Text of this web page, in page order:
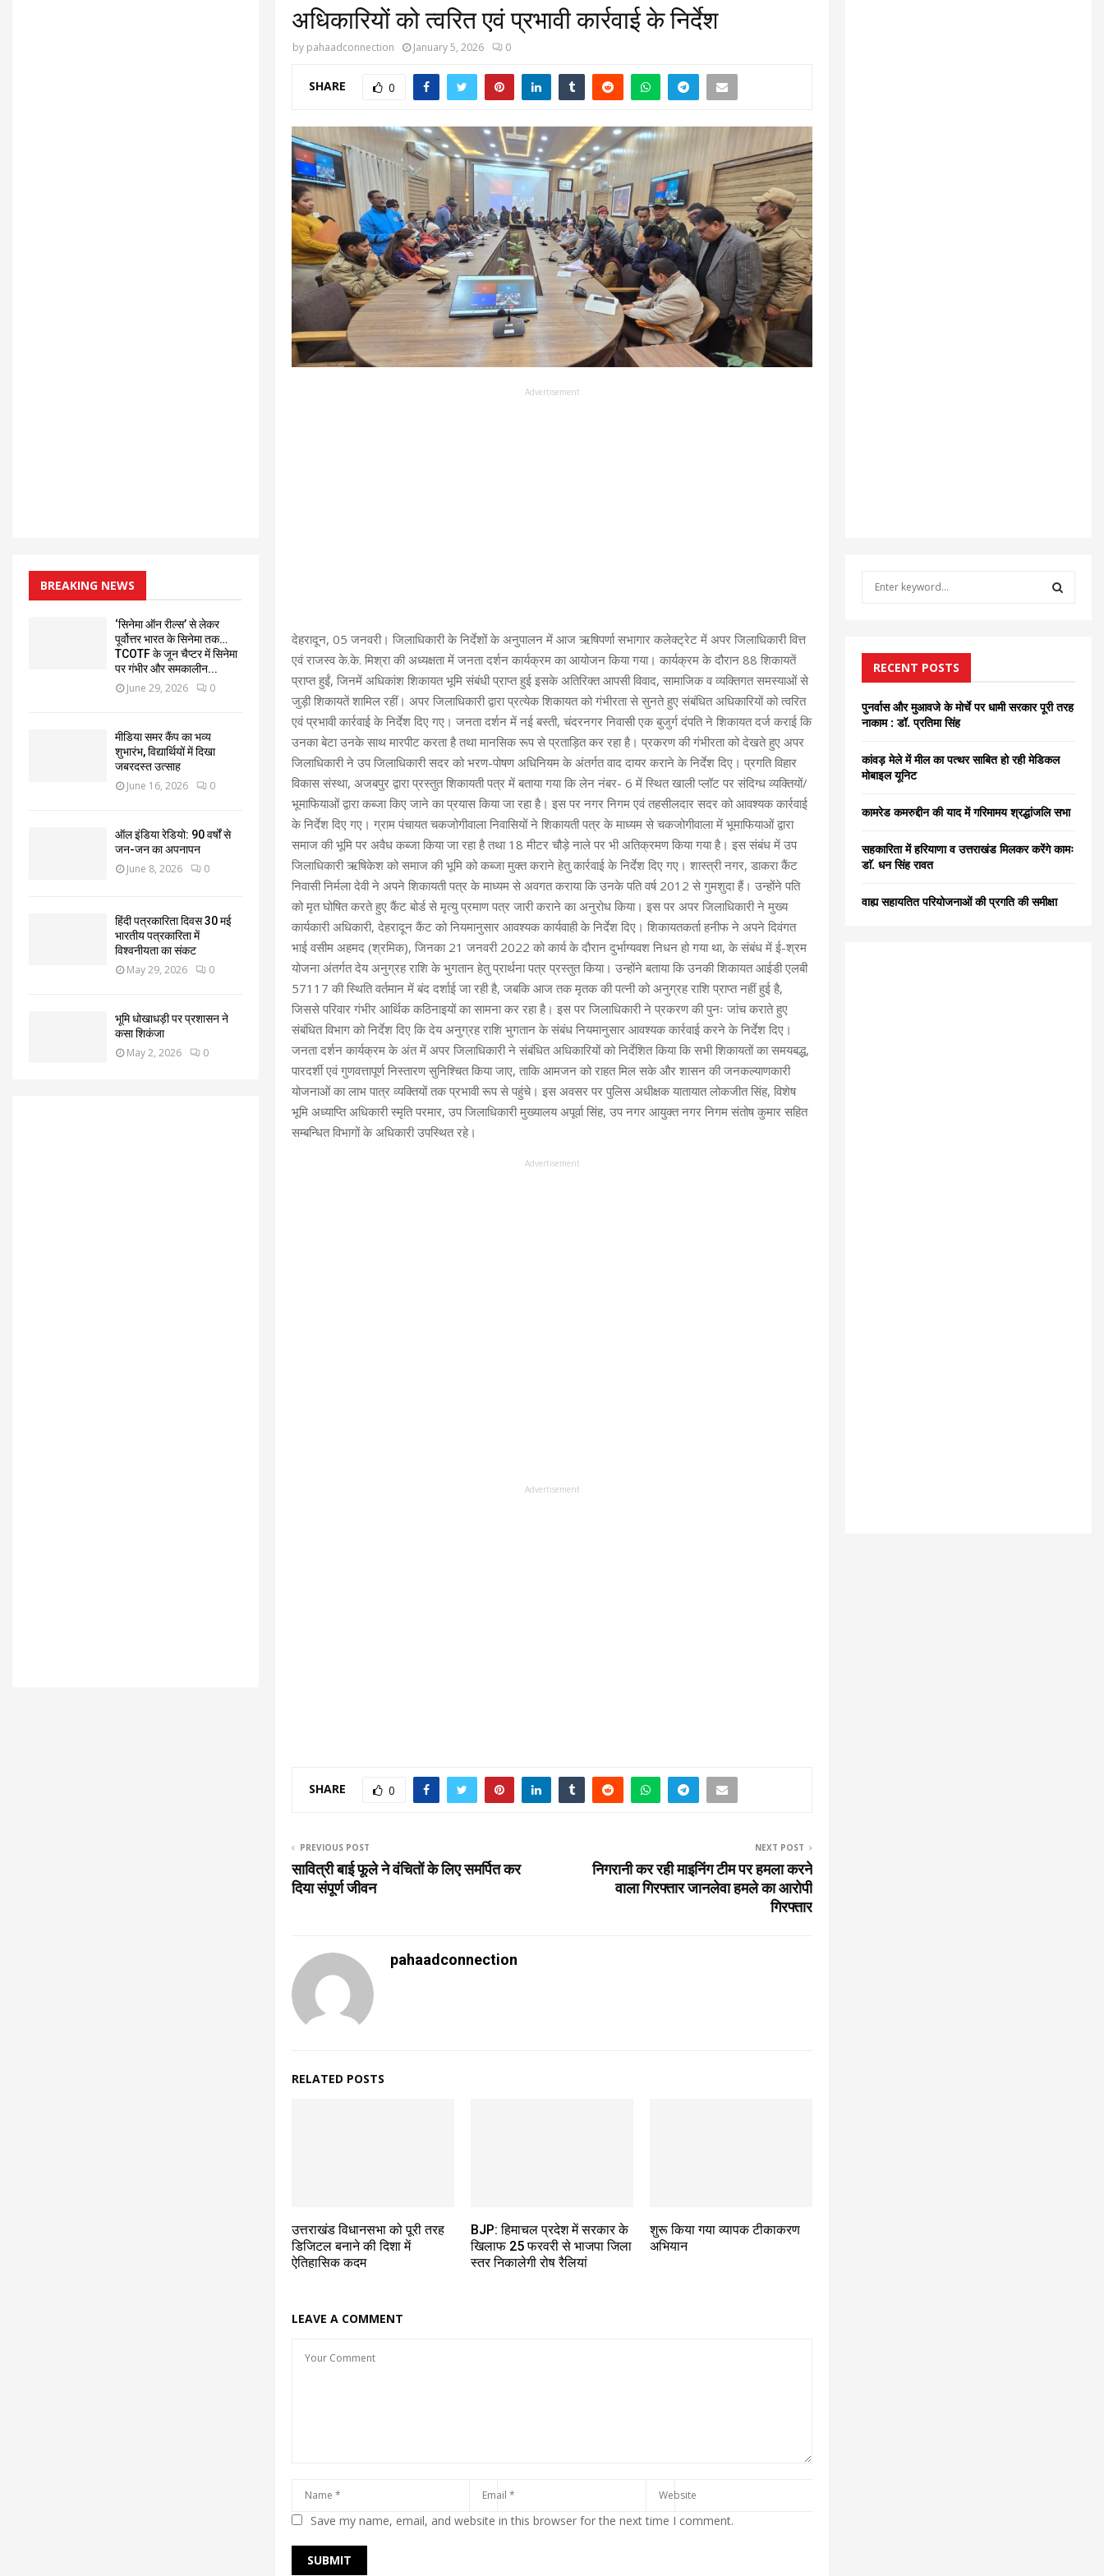
अधिकारियों को त्वरित एवं प्रभावी कार्रवाई के निर्देश
by pahaadconnection January 5, 2026 0
SHARE 0
Advertisement
देहरादून, 05 जनवरी। जिलाधिकारी के निर्देशों के अनुपालन में आज ऋषिपर्णा सभागार कलेक्ट्रेट में अपर जिलाधिकारी वित्त
एवं राजस्व के.के. मिश्रा की अध्यक्षता में जनता दर्शन कार्यक्रम का आयोजन किया गया। कार्यक्रम के दौरान 88 शिकायतें
प्राप्त हुईं, जिनमें अधिकांश शिकायत भूमि संबंधी प्राप्त हुई इसके अतिरिक्त आपसी विवाद, सामाजिक व व्यक्तिगत समस्याओं से
जुड़ी शिकायतें शामिल रहीं। अपर जिलाधिकारी द्वारा प्रत्येक शिकायत को गंभीरता से सुनते हुए संबंधित अधिकारियों को त्वरित
एवं प्रभावी कार्रवाई के निर्देश दिए गए। जनता दर्शन में नई बस्ती, चंदरनगर निवासी एक बुजुर्ग दंपति ने शिकायत दर्ज कराई कि
उनका बेटा उनके साथ मारपीट करता है तथा मानसिक रूप से प्रताड़ित कर रहा है। प्रकरण की गंभीरता को देखते हुए अपर
जिलाधिकारी ने उप जिलाधिकारी सदर को भरण-पोषण अधिनियम के अंतर्गत वाद दायर कराने के निर्देश दिए। प्रगति विहार
विकास संस्था, अजबपुर द्वारा प्रस्तुत शिकायती पत्र में बताया गया कि लेन नंबर- 6 में स्थित खाली प्लॉट पर संदिग्ध व्यक्तियों/
भूमाफियाओं द्वारा कब्जा किए जाने का प्रयास किया जा रहा है। इस पर नगर निगम एवं तहसीलदार सदर को आवश्यक कार्रवाई
के निर्देश दिए गए। ग्राम पंचायत चकजोगीवाला निवासियों ने शिकायती पत्र के माध्यम से चकजोगीवाला में भूमाफियाओं द्वारा
समाज की भूमि पर अवैध कब्जा किया जा रहा है तथा 18 मीटर चौड़े नाले पर भी अतिक्रमण किया गया है। इस संबंध में उप
जिलाधिकारी ऋषिकेश को समाज की भूमि को कब्जा मुक्त कराने हेतु कार्रवाई के निर्देश दिए गए। शास्त्री नगर, डाकरा कैंट
निवासी निर्मला देवी ने अपने शिकायती पत्र के माध्यम से अवगत कराया कि उनके पति वर्ष 2012 से गुमशुदा हैं। उन्होंने पति
को मृत घोषित करते हुए कैंट बोर्ड से मृत्यु प्रमाण पत्र जारी कराने का अनुरोध किया। इस पर अपर जिलाधिकारी ने मुख्य
कार्यकारी अधिकारी, देहरादून कैंट को नियमानुसार आवश्यक कार्यवाही के निर्देश दिए। शिकायतकर्ता हनीफ ने अपने दिवंगत
भाई वसीम अहमद (श्रमिक), जिनका 21 जनवरी 2022 को कार्य के दौरान दुर्भाग्यवश निधन हो गया था, के संबंध में ई-श्रम
योजना अंतर्गत देय अनुग्रह राशि के भुगतान हेतु प्रार्थना पत्र प्रस्तुत किया। उन्होंने बताया कि उनकी शिकायत आईडी एलबी
57117 की स्थिति वर्तमान में बंद दर्शाई जा रही है, जबकि आज तक मृतक की पत्नी को अनुग्रह राशि प्राप्त नहीं हुई है,
जिससे परिवार गंभीर आर्थिक कठिनाइयों का सामना कर रहा है। इस पर जिलाधिकारी ने प्रकरण की पुनः जांच कराते हुए
संबंधित विभाग को निर्देश दिए कि देय अनुग्रह राशि भुगतान के संबंध नियमानुसार आवश्यक कार्रवाई करने के निर्देश दिए।
जनता दर्शन कार्यक्रम के अंत में अपर जिलाधिकारी ने संबंधित अधिकारियों को निर्देशित किया कि सभी शिकायतों का समयबद्ध,
पारदर्शी एवं गुणवत्तापूर्ण निस्तारण सुनिश्चित किया जाए, ताकि आमजन को राहत मिल सके और शासन की जनकल्याणकारी
योजनाओं का लाभ पात्र व्यक्तियों तक प्रभावी रूप से पहुंचे। इस अवसर पर पुलिस अधीक्षक यातायात लोकजीत सिंह, विशेष
भूमि अध्याप्ति अधिकारी स्मृति परमार, उप जिलाधिकारी मुख्यालय अपूर्वा सिंह, उप नगर आयुक्त नगर निगम संतोष कुमार सहित
सम्बन्धित विभागों के अधिकारी उपस्थित रहे।
Advertisement
Advertisement
SHARE 0
PREVIOUS POST
सावित्री बाई फूले ने वंचितों के लिए समर्पित कर
दिया संपूर्ण जीवन
NEXT POST
निगरानी कर रही माइनिंग टीम पर हमला करने
वाला गिरफ्तार जानलेवा हमले का आरोपी
गिरफ्तार
pahaadconnection
RELATED POSTS
उत्तराखंड विधानसभा को पूरी तरह
डिजिटल बनाने की दिशा में
ऐतिहासिक कदम
BJP: हिमाचल प्रदेश में सरकार के
खिलाफ 25 फरवरी से भाजपा जिला
स्तर निकालेगी रोष रैलियां
शुरू किया गया व्यापक टीकाकरण
अभियान
LEAVE A COMMENT
Save my name, email, and website in this browser for the next time I comment.
BREAKING NEWS
‘सिनेमा ऑन रील्स’ से लेकर
पूर्वोत्तर भारत के सिनेमा तक…
TCOTF के जून चैप्टर में सिनेमा
पर गंभीर और समकालीन...
June 29, 2026 0
मीडिया समर कैंप का भव्य
शुभारंभ, विद्यार्थियों में दिखा
जबरदस्त उत्साह
June 16, 2026 0
ऑल इंडिया रेडियो: 90 वर्षों से
जन-जन का अपनापन
June 8, 2026 0
हिंदी पत्रकारिता दिवस 30 मई
भारतीय पत्रकारिता में
विश्वनीयता का संकट
May 29, 2026 0
भूमि धोखाधड़ी पर प्रशासन ने
कसा शिकंजा
May 2, 2026 0
f
o
r
RECENT POSTS
पुनर्वास और मुआवजे के मोर्चे पर धामी सरकार पूरी तरह
नाकाम : डॉ. प्रतिमा सिंह
कांवड़ मेले में मील का पत्थर साबित हो रही मेडिकल
मोबाइल यूनिट
कामरेड कमरुद्दीन की याद में गरिमामय श्रद्धांजलि सभा
सहकारिता में हरियाणा व उत्तराखंड मिलकर करेंगे कामः
डाॅ. धन सिंह रावत
वाह्य सहायतित परियोजनाओं की प्रगति की समीक्षा